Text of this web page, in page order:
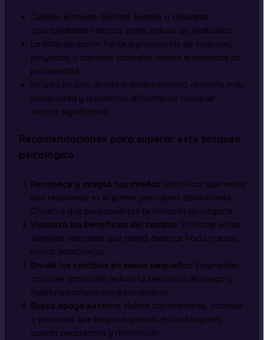
Cuando el miedo domina, tiendes a descartar
oportunidades valiosas antes incluso de evaluarlas.
La falta de acción frente a propuestas de inversión,
proyectos o cambios laborales reduce el potencial de
prosperidad.
Se crea un ciclo donde el estancamiento alimenta más
inseguridad y resistencia, dificultando cualquier
avance significativo.
Recomendaciones para superar este bloqueo
psicológico
Reconoce y acepta tus miedos: Identificar que existe
una resistencia es el primer paso para desactivarla.
Observa qué pensamientos te detienen sin juzgarte.
Visualiza los beneficios del cambio: Enfócate en las
ventajas concretas que traerá avanzar hacia nuevas
metas económicas.
Divide los cambios en pasos pequeños: Emprender
acciones graduales reduce la sensación de riesgo y
facilita adaptarte progresivamente.
Busca apoyo externo: Hablar con mentores, coaches
o personas que hayan superado estos bloqueos
aporta perspectiva y motivación.